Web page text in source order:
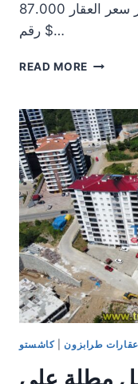
في طرابزون جدول مواصفات العقار سعر العقار 87.000
$ رقم…
READ MORE شقة
في
طرابزون
كاشوستو
في
بولوت
سيتسي
87.000
$
عقارات طرابزون|كاشستو
مطلة على